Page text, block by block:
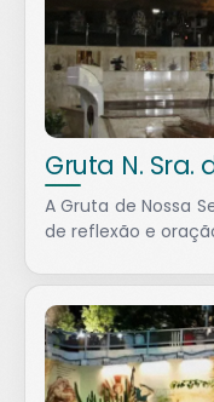
Gruta N. Sra.
A Gruta de Nossa
de reflexão e